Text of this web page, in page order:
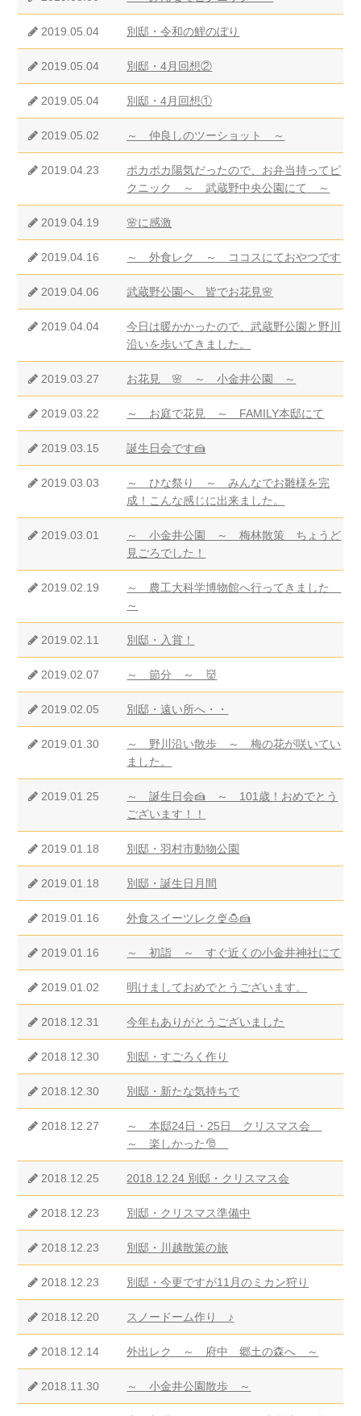
2019.05.04 別邸・令和の鯉のぼり
2019.05.04 別邸・4月回想②
2019.05.04 別邸・4月回想①
2019.05.02 ～ 仲良しのツーショット ～
2019.04.23
ポカポカ陽気だったので、お弁当持ってピ
クニック ～ 武蔵野中央公園にて ～
2019.04.19 🌸に感激
2019.04.16 ～ 外食レク ～ ココスにておやつです
2019.04.06 武蔵野公園へ 皆でお花見🌸
2019.04.04
今日は暖かかったので、武蔵野公園と野川
沿いを歩いてきました。
2019.03.27 お花見 🌸 ～ 小金井公園 ～
2019.03.22 ～ お庭で花見 ～ FAMILY本邸にて
2019.03.15 誕生日会です🍰
2019.03.03
～ ひな祭り ～ みんなでお雛様を完
成！こんな感じに出来ました。
2019.03.01
～ 小金井公園 ～ 梅林散策 ちょうど
見ごろでした！
2019.02.19
～ 農工大科学博物館へ行ってきました
～
2019.02.11 別邸・入賞！
2019.02.07 ～ 節分 ～ 👹
2019.02.05 別邸・遠い所へ・・
2019.01.30
～ 野川沿い散歩 ～ 梅の花が咲いてい
ました。
2019.01.25
～ 誕生日会🍰 ～ 101歳！おめでとう
ございます！！
2019.01.18 別邸・羽村市動物公園
2019.01.18 別邸・誕生日月間
2019.01.16 外食スイーツレク🍨🍮🍰
2019.01.16 ～ 初詣 ～ すぐ近くの小金井神社にて
2019.01.02 明けましておめでとうございます。
2018.12.31 今年もありがとうございました
2018.12.30 別邸・すごろく作り
2018.12.30 別邸・新たな気持ちで
2018.12.27
～ 本邸24日・25日 クリスマス会
～ 楽しかった🎅
2018.12.25 2018.12.24 別邸・クリスマス会
2018.12.23 別邸・クリスマス準備中
2018.12.23 別邸・川越散策の旅
2018.12.23 別邸・今更ですが11月のミカン狩り
2018.12.20 スノードーム作り ♪
2018.12.14 外出レク ～ 府中 郷土の森へ ～
2018.11.30 ～ 小金井公園散歩 ～